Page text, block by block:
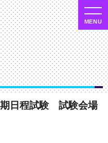
期日程試験 試験会場